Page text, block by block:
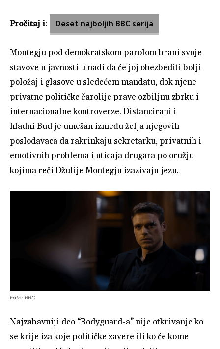
Pročitaj i: Deset najboljih BBC serija
Montegju pod demokratskom parolom brani svoje
stavove u javnosti u nadi da će joj obezbediti bolji
položaj i glasove u sledećem mandatu, dok njene
privatne političke čarolije prave ozbiljnu zbrku i
internacionalne kontroverze. Distancirani i
hladni Bud je umešan između želja njegovih
poslodavaca da rakrinkaju sekretarku, privatnih i
emotivnih problema i uticaja drugara po oružju
kojima reči Džulije Montegju izazivaju jezu.
Foto: BBC
Najzabavniji deo “Bodyguard-a” nije otkrivanje ko
se krije iza koje političke zavere ili ko će kome